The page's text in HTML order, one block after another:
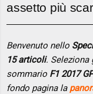
assetto più
Benvenuto nello
15 articoli.
sommario F1 2017
fondo pagina la